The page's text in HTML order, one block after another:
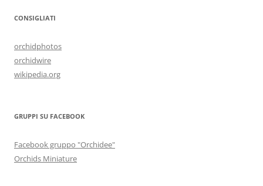
CONSIGLIATI
orchidphotos
orchidwire
wikipedia.org
GRUPPI SU FACEBOOK
Facebook gruppo "Orchidee"
Orchids Miniature